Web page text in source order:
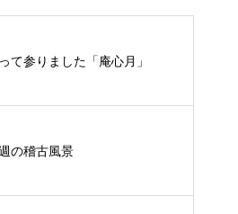
て参りました「庵心月」
の稽古風景